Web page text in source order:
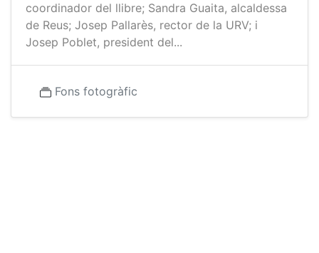
coordinador del llibre; Sandra Guaita, alcaldessa
de Reus; Josep Pallarès, rector de la URV; i
Josep Poblet, president del...
Fons fotogràfic